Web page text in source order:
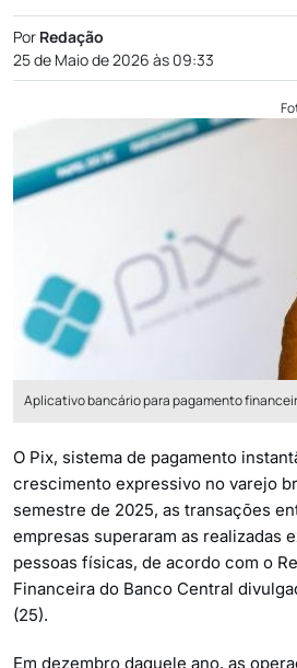
Por Redação
25 de Maio de 2026 às 09:33
Aplicativo bancário para pagamento
O Pix, sistema de pagamento
crescimento expressivo no varejo
semestre de 2025, as transações
empresas superaram as realizadas
pessoas físicas, de acordo com o
Financeira do Banco Central
(25).
Em dezembro daquele ano, as